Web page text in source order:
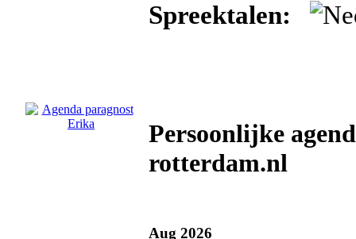
Spreektalen:
Persoonlijke
rotterdam.nl
Aug 2026